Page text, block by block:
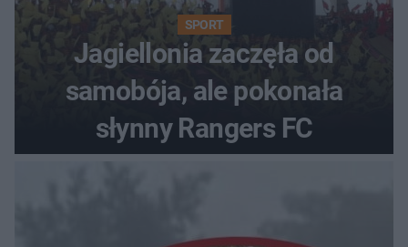
SPORT
Jagiellonia zaczęła od
samobója, ale pokonała
słynny Rangers FC